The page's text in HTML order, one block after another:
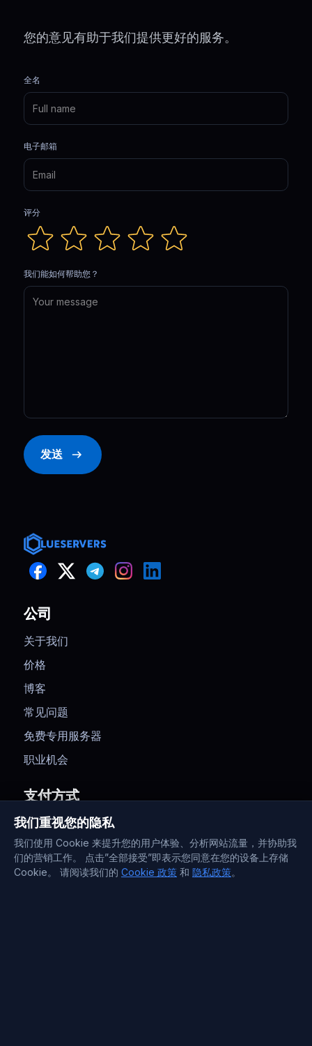
您的意见有助于我们提供更好的服务。
全名
电子邮箱
评分
我们能如何帮助您？
发送
公司
关于我们
价格
博客
常见问题
免费专用服务器
职业机会
支付方式
我们重视您的隐私
我们使用 Cookie 来提升您的用户体验、分析网站流量，并协助我
们的营销工作。 点击”全部接受”即表示您同意在您的设备上存储
Cookie。 请阅读我们的 Cookie 政策 和 隐私政策。